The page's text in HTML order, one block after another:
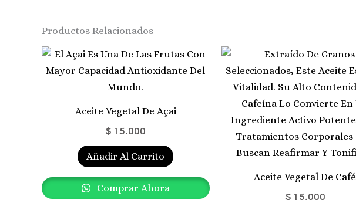
Productos Relacionados
Aceite Vegetal De Açai
$ 15.000
Añadir Al Carrito
Comprar Ahora
Aceite Vegetal De Café
$15.000